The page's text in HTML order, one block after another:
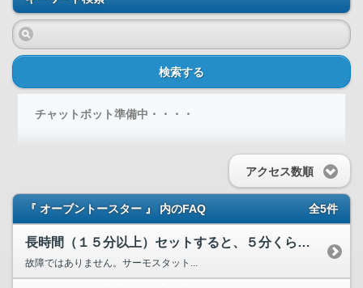
検索する
チャットボット準備中・・・・
アクセス数順
『 オーブントースター 』 内のFAQ 全5件
長時間（１５分以上）セットすると、５分くらい経過した頃ヒー...
故障ではありません。サーモスタット...